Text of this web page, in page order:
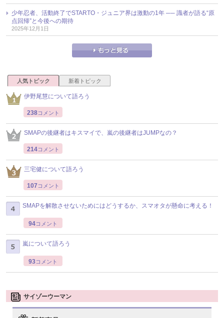
少年忍者、活動終了でSTARTO・ジュニア界は激動の1年 ── 識者が語る“原
点回帰”と今後への期待
2025年12月1日
人気トピック 新着トピック
伊野尾慧について語ろう
238コメント
SMAPの後継者はキスマイで、嵐の後継者はJUMPなの？
214コメント
三宅健について語ろう
107 コメント
SMAPを解散させないためにはどうするか、スマオタが懸命に考える！
94コメント
嵐について語ろう
93コメント
サイゾーウーマン